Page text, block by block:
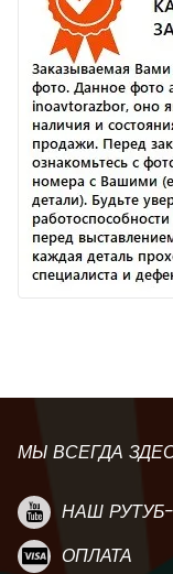
МЫ ВСЕГДА
НАШ
ОПЛАТА